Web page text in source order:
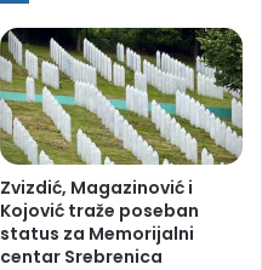
Zvizdić, Magazinović i
Kojović traže poseban
status za Memorijalni
centar Srebrenica